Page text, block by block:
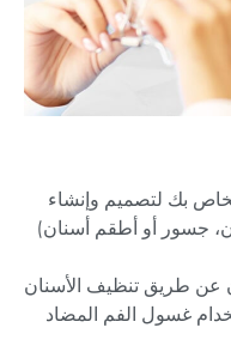
بك لتصميم وإنشاء
جسور أو أطقم أسنان)
عن طريق تنظيف الأسنان
غسول الفم المضاد